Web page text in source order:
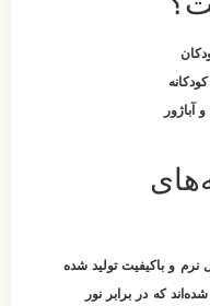
آباژور
و باکیفیت تولید شده
که در برابر نور